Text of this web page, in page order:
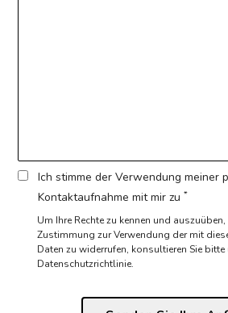
Ich stimme der Verwendung meiner
Kontaktaufnahme mit mir zu *
Um Ihre Rechte zu kennen und
Zustimmung zur Verwendung der mit
Daten zu widerrufen, konsultieren Sie bitte
Datenschutzrichtlinie.